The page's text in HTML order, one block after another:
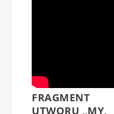
FRAGMENT
UTWORU „MY,